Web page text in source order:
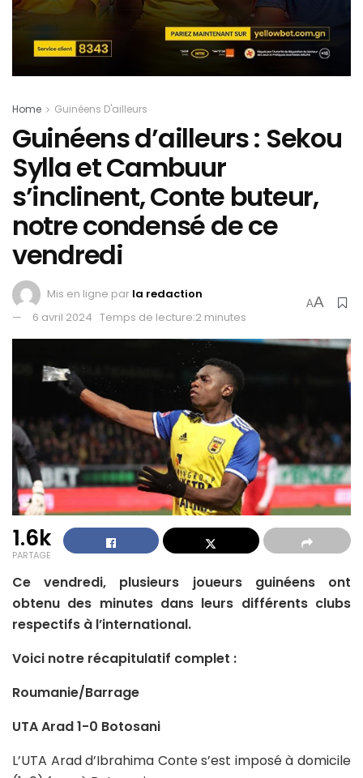
Home Guinéens D'ailleurs
Guinéens d’ailleurs : Sekou
Sylla et Cambuur
s’inclinent, Conte buteur,
notre condensé de ce
vendredi
Mis en ligne par la redaction
6 avril 2024 Temps de lecture:2 minutes
AA
1.6k
PARTAGE
Ce vendredi, plusieurs joueurs guinéens ont
obtenu des minutes dans leurs différents clubs
respectifs à l’international.
Voici notre récapitulatif complet :
Roumanie/Barrage
UTA Arad 1-0 Botosani
L’UTA Arad d’Ibrahima Conte s’est imposé à domicile